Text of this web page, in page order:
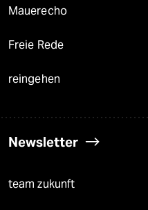
Mauerecho
Freie Rede
reingehen
Newsletter
team zukunft